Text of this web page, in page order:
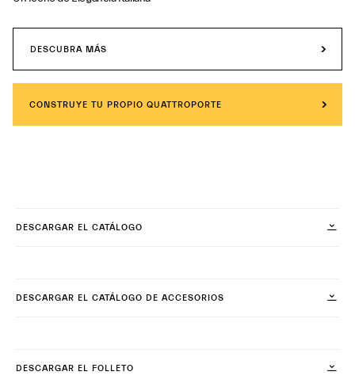
DESCUBRA MÁS
CONSTRUYE TU PROPIO QUATTROPORTE
DESCARGAR EL CATÁLOGO
DESCARGAR EL CATÁLOGO DE ACCESORIOS
DESCARGAR EL FOLLETO